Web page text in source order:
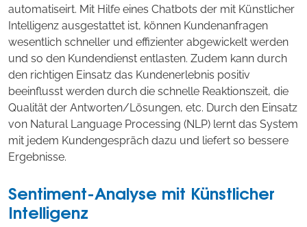
automatiseirt. Mit Hilfe eines Chatbots der mit Künstlicher
Intelligenz ausgestattet ist, können Kundenanfragen
wesentlich schneller und effizienter abgewickelt werden
und so den Kundendienst entlasten. Zudem kann durch
den richtigen Einsatz das Kundenerlebnis positiv
beeinflusst werden durch die schnelle Reaktionszeit, die
Qualität der Antworten/Lösungen, etc. Durch den Einsatz
von Natural Language Processing (NLP) lernt das System
mit jedem Kundengespräch dazu und liefert so bessere
Ergebnisse.
Sentiment-Analyse mit Künstlicher
Intelligenz